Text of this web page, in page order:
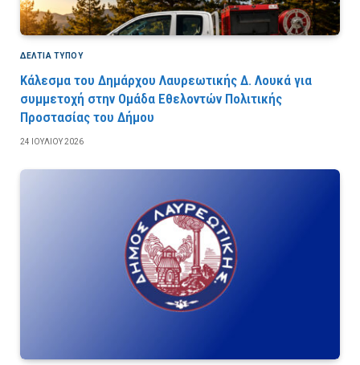
ΔΕΛΤΙΑ ΤΥΠΟΥ
Κάλεσμα του Δημάρχου Λαυρεωτικής Δ. Λουκά για
συμμετοχή στην Ομάδα Εθελοντών Πολιτικής
Προστασίας του Δήμου
24 ΙΟΥΛΊΟΥ 2026